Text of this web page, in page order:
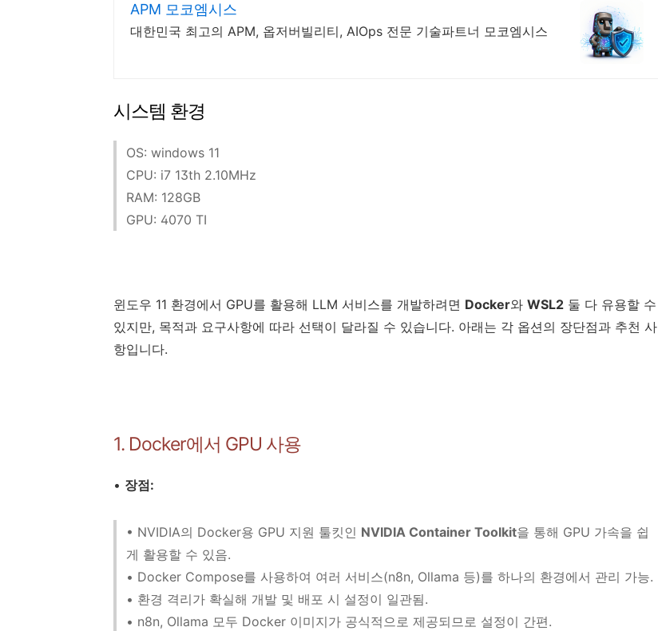
APM 모코엠시스
대한민국 최고의 APM, 옵저버빌리티, AIOps 전문 기술파트너 모코엠시스
시스템 환경
OS: windows 11
CPU: i7 13th 2.10MHz
RAM: 128GB
GPU: 4070 TI
윈도우 11 환경에서 GPU를 활용해 LLM 서비스를 개발하려면 Docker와 WSL2 둘 다 유용할 수
있지만, 목적과 요구사항에 따라 선택이 달라질 수 있습니다. 아래는 각 옵션의 장단점과 추천 사
항입니다.
1. Docker에서 GPU 사용
• 장점:
• NVIDIA의 Docker용 GPU 지원 툴킷인 NVIDIA Container Toolkit을 통해 GPU 가속을 쉽
게 활용할 수 있음.
• Docker Compose를 사용하여 여러 서비스(n8n, Ollama 등)를 하나의 환경에서 관리 가능.
• 환경 격리가 확실해 개발 및 배포 시 설정이 일관됨.
• n8n, Ollama 모두 Docker 이미지가 공식적으로 제공되므로 설정이 간편.